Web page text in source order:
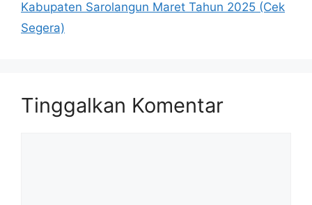
Kabupaten Sarolangun Maret Tahun 2025 (Cek
Segera)
Tinggalkan Komentar